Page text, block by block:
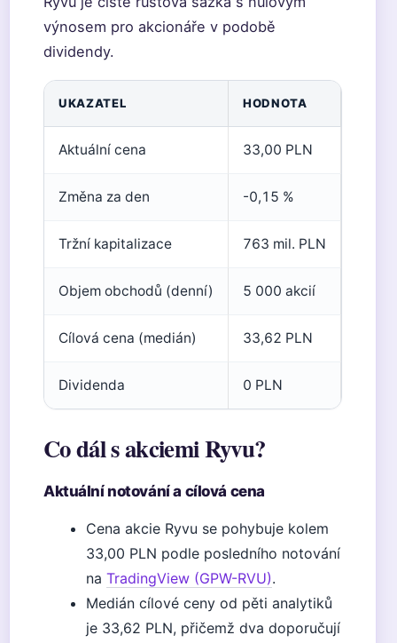
výnosem pro akcionáře v podobě
dividendy.
UKAZATEL HODNOTA
Aktuální cena 33,00 PLN
Změna za den -0,15 %
Tržní kapitalizace 763 mil. PLN
Objem obchodů (denní) 5 000 akcií
Cílová cena (medián) 33,62 PLN
Dividenda 0 PLN
Co dál s akciemi Ryvu?
Aktuální notování a cílová cena
Cena akcie Ryvu se pohybuje kolem
33,00 PLN podle posledního notování
na TradingView (GPW-RVU).
Medián cílové ceny od pěti analytiků
je 33,62 PLN, přičemž dva doporučují